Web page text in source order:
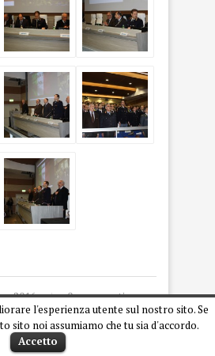
2016 0 commenti
l'esperienza utente sul nostro sito. Se
sito noi assumiamo che tu sia d'accordo.
Accetto